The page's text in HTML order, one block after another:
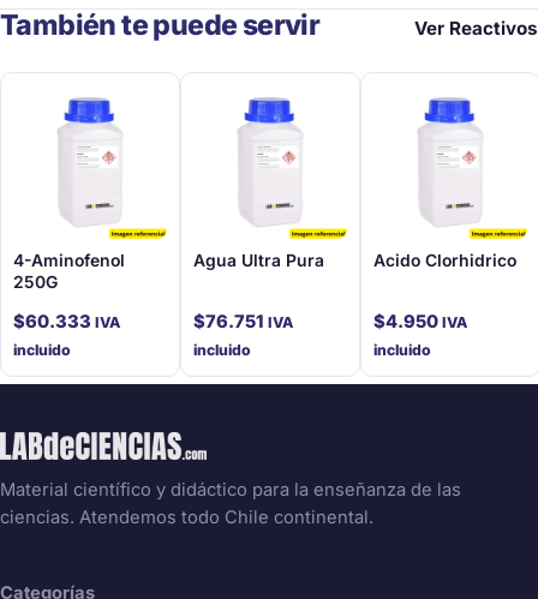
También te puede servir Ver Reactivos
4-Aminofenol
250G
$60.333 IVA
incluido
Agua Ultra Pura
$76.751 IVA
incluido
Acido Clorhidrico
$4.950 IVA
incluido
Material científico y didáctico para la enseñanza de las
ciencias. Atendemos todo Chile continental.
Categorías